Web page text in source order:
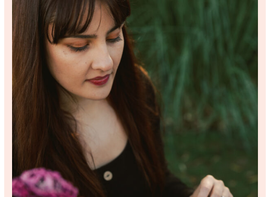
Bodas:
Nueva
Tendencia
que
Está
Revolucionando
los